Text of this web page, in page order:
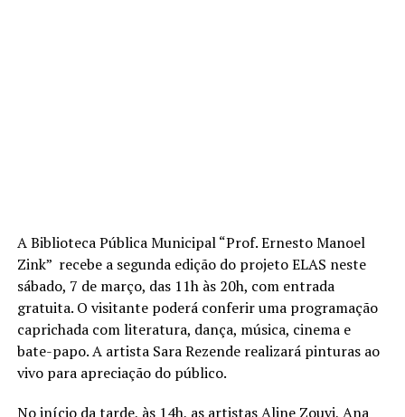
A Biblioteca Pública Municipal “Prof. Ernesto Manoel
Zink” recebe a segunda edição do projeto ELAS neste
sábado, 7 de março, das 11h às 20h, com entrada
gratuita. O visitante poderá conferir uma programação
caprichada com literatura, dança, música, cinema e
bate-papo. A artista Sara Rezende realizará pinturas ao
vivo para apreciação do público.
No início da tarde, às 14h, as artistas Aline Zouvi, Ana